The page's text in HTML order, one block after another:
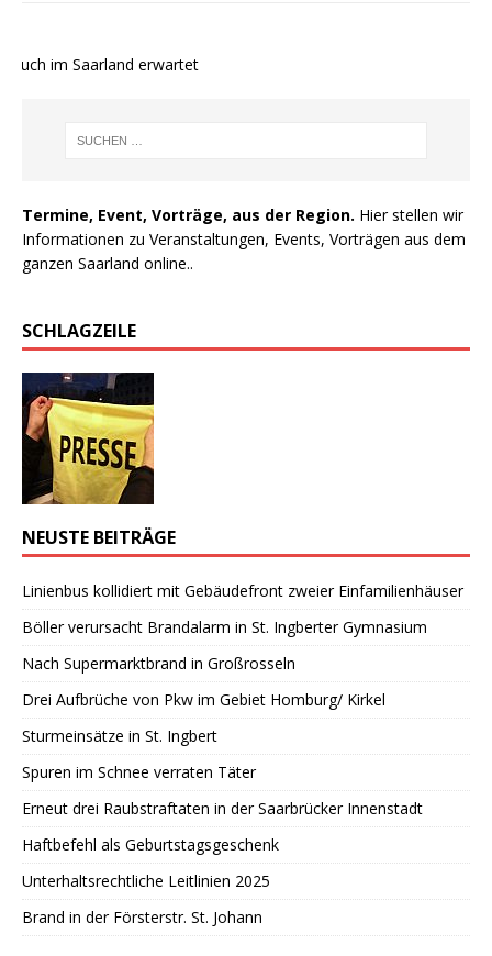
im Saarland erwartet
Termine, Event, Vorträge, aus der Region. Hier stellen wir
Informationen zu Veranstaltungen, Events, Vorträgen aus dem
ganzen Saarland online..
SCHLAGZEILE
NEUSTE BEITRÄGE
Linienbus kollidiert mit Gebäudefront zweier Einfamilienhäuser
Böller verursacht Brandalarm in St. Ingberter Gymnasium
Nach Supermarktbrand in Großrosseln
Drei Aufbrüche von Pkw im Gebiet Homburg/ Kirkel
Sturmeinsätze in St. Ingbert
Spuren im Schnee verraten Täter
Erneut drei Raubstraftaten in der Saarbrücker Innenstadt
Haftbefehl als Geburtstagsgeschenk
Unterhaltsrechtliche Leitlinien 2025
Brand in der Försterstr. St. Johann